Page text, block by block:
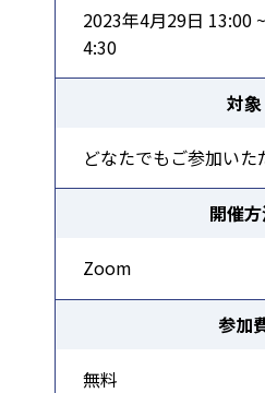
2023年4月29日 13:00
4:30
対象
どなたでもご参加いた
開催
Zoom
参加
無料